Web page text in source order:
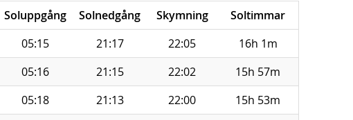
Soluppgång Solnedgång Skymning
Soltimmar
05:15 21:17 22:05
16h 1m
05:16 21:15 22:02
15h 57m
05:18 21:13 22:00
15h 53m